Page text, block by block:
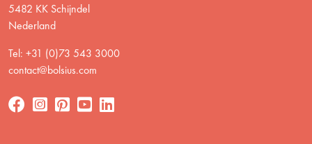
5482 KK Schijndel
Nederland
Tel: +31 (0)73 543 3000
contact@bolsius.com